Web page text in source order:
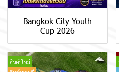
Bangkok City Youth
Cup 2026
สินค้าใหม่